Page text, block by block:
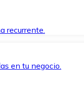
recurrente.
en tu negocio.